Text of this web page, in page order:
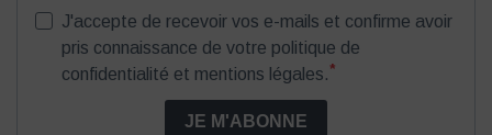
J'accepte de recevoir vos e-mails et confirme avoir
pris connaissance de votre politique de
confidentialité et mentions légales.*
JE M'ABONNE